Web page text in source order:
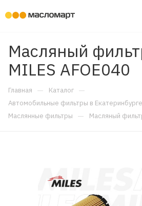
Масляный
MILES AFOE040
Главная — Каталог —
Автомобильные фильтры в Екатеринбурге
Маслянные фильтры — Масляный